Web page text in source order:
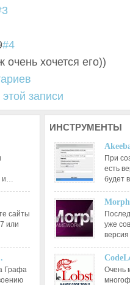
#4
очень хочется его))
записи
и…
сайты
или
Графа
ИНСТРУМЕНТЫ
При
есть
будет
уже
Очень